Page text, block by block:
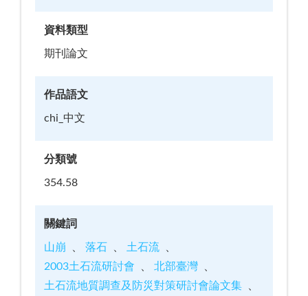
資料類型
期刊論文
作品語文
chi_中文
分類號
354.58
關鍵詞
山崩 落石
土石流
2003土石流研討會
北部臺灣
土石流地質調查及防災對策研討會論文集